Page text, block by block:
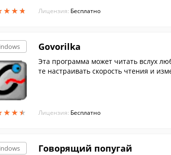
★★★
★★★ Лицензия: Бесплатно
★★★
★★★
Govorilka
Эта программа может читать вслух
те настраивать скорость чтения и
Лицензия: Бесплатно
Говорящий попугай